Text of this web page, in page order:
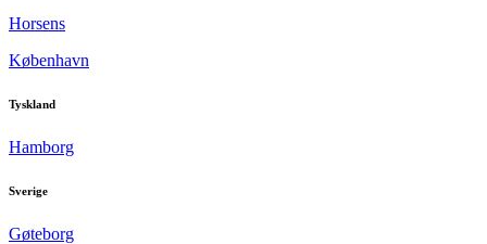
Horsens
København
Tyskland
Hamborg
Sverige
Gøteborg